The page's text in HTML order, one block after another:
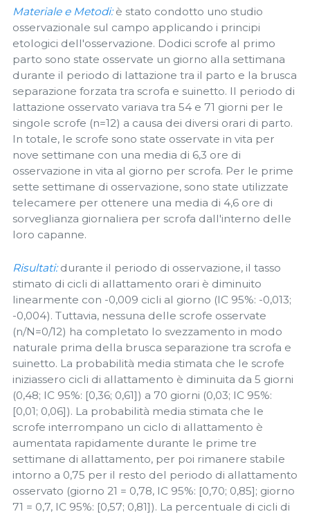
Materiale e Metodi:è stato condotto uno studio
osservazionale sul campo applicando i principi
etologici dell'osservazione. Dodici scrofe al primo
parto sono state osservate un giorno alla settimana
durante il periodo di lattazione tra il parto e la brusca
separazione forzata tra scrofa e suinetto. Il periodo di
lattazione osservato variava tra 54 e 71 giorni per le
singole scrofe (n=12) a causa dei diversi orari di parto.
In totale, le scrofe sono state osservate in vita per
nove settimane con una media di 6,3 ore di
osservazione in vita al giorno per scrofa. Per le prime
sette settimane di osservazione, sono state utilizzate
telecamere per ottenere una media di 4,6 ore di
sorveglianza giornaliera per scrofa dall'interno delle
loro capanne.
Risultati:durante il periodo di osservazione, il tasso
stimato di cicli di allattamento orari è diminuito
linearmente con -0,009 cicli al giorno (IC 95%: -0,013;
-0,004). Tuttavia, nessuna delle scrofe osservate
(n/N=0/12) ha completato lo svezzamento in modo
naturale prima della brusca separazione tra scrofa e
suinetto. La probabilità media stimata che le scrofe
iniziassero cicli di allattamento è diminuita da 5 giorni
(0,48; IC 95%: [0,36; 0,61]) a 70 giorni (0,03; IC 95%:
[0,01; 0,06]). La probabilità media stimata che le
scrofe interrompano un ciclo di allattamento è
aumentata rapidamente durante le prime tre
settimane di allattamento, per poi rimanere stabile
intorno a 0,75 per il resto del periodo di allattamento
osservato (giorno 21 = 0,78, IC 95%: [0,70; 0,85]; giorno
71 = 0,7, IC 95%: [0,57; 0,81]). La percentuale di cicli di